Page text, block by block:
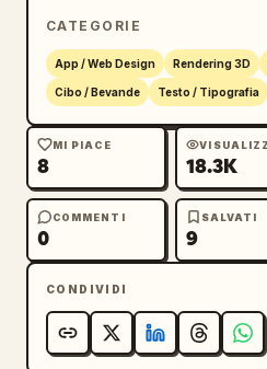
CATEGORIE
App / Web Design Rendering 3D
Cibo / Bevande Testo / Tipografia
MI PIACE
8 18.3K
COMMENTI
0
SALVATI
9
CONDIVIDI